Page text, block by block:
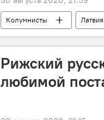
Колумнисты Латвия
нерезиденты
Рижский
любимой